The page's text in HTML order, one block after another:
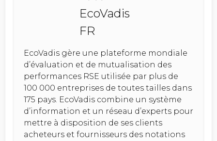
EcoVadis gère une plateforme mondiale
d’évaluation et de mutualisation des
performances RSE utilisée par plus de
100 000 entreprises de toutes tailles dans
175 pays. EcoVadis combine un système
d’information et un réseau d’experts pour
mettre à disposition de ses clients
acheteurs et fournisseurs des notations